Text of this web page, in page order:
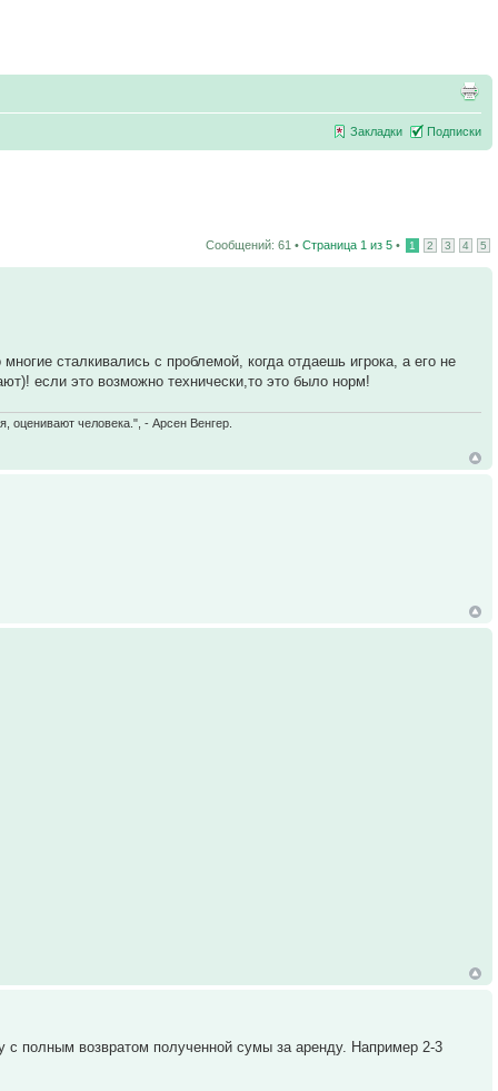
Закладки Подписки
Сообщений: 61 • Страница 1 из 5 • 1 2 3 4 5
сталкивались с проблемой, когда отдаешь игрока, а его не
если это возможно технически,то это было норм!
оценивают человека.", - Арсен Венгер.
полным возвратом полученной сумы за аренду. Например 2-3